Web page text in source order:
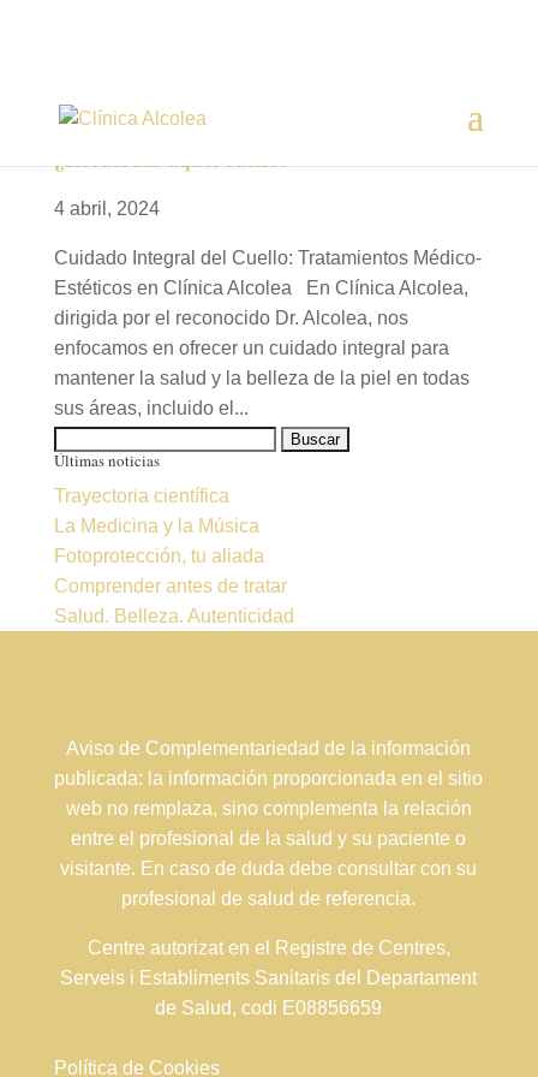
¿Recuerdas aquel cuello?
4 abril, 2024
Cuidado Integral del Cuello: Tratamientos Médico-
Estéticos en Clínica Alcolea En Clínica Alcolea,
dirigida por el reconocido Dr. Alcolea, nos
enfocamos en ofrecer un cuidado integral para
mantener la salud y la belleza de la piel en todas
sus áreas, incluido el...
Últimas noticias
Trayectoria científica
La Medicina y la Música
Fotoprotección, tu aliada
Comprender antes de tratar
Salud. Belleza. Autenticidad
Aviso de Complementariedad de la información
publicada: la información proporcionada en el sitio
web no remplaza, sino complementa la relación
entre el profesional de la salud y su paciente o
visitante. En caso de duda debe consultar con su
profesional de salud de referencia.
Centre autorizat en el Registre de Centres,
Serveis i Establiments Sanitaris del Departament
de Salud, codi E08856659
Política de Cookies